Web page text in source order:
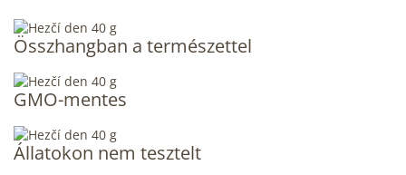
Összhangban a természettel
GMO-mentes
Állatokon nem tesztelt